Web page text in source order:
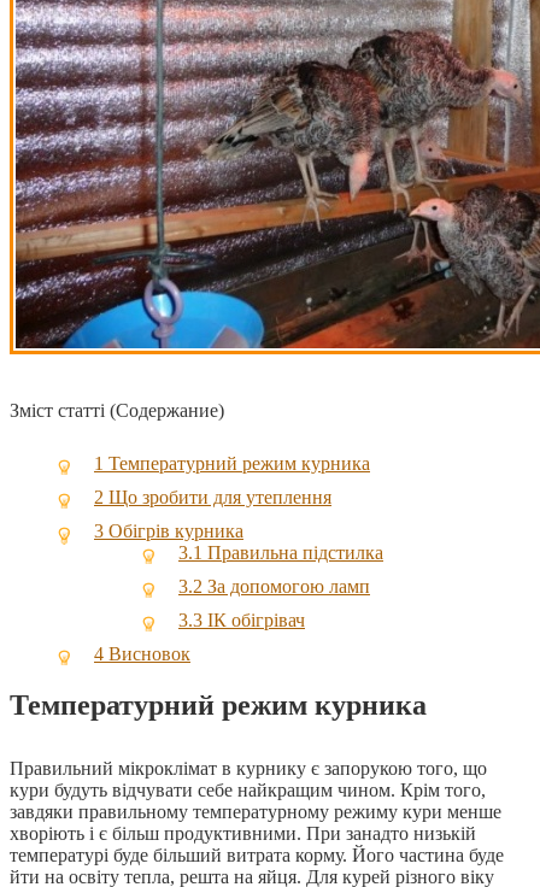
Зміст статті (Содержание)
1 Температурний режим курника
2 Що зробити для утеплення
3 Обігрів курника
3.1 Правильна підстилка
3.2 За допомогою ламп
3.3 ІК обігрівач
4 Висновок
Температурний режим курника
Правильний мікроклімат в курнику є запорукою того, що
кури будуть відчувати себе найкращим чином. Крім того,
завдяки правильному температурному режиму кури менше
хворіють і є більш продуктивними. При занадто низькій
температурі буде більший витрата корму. Його частина буде
йти на освіту тепла, решта на яйця. Для курей різного віку